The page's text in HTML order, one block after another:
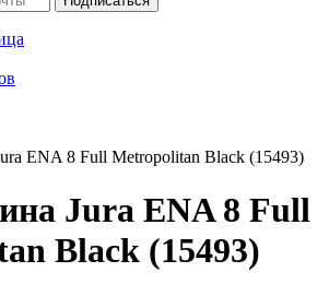
ENA 8 Full Metropolitan Black (15493)
Jura ENA 8 Full
Black (15493)